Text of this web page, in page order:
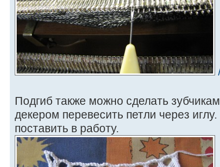
Подгиб также можно сделать
декером перевесить петли через
поставить в работу.